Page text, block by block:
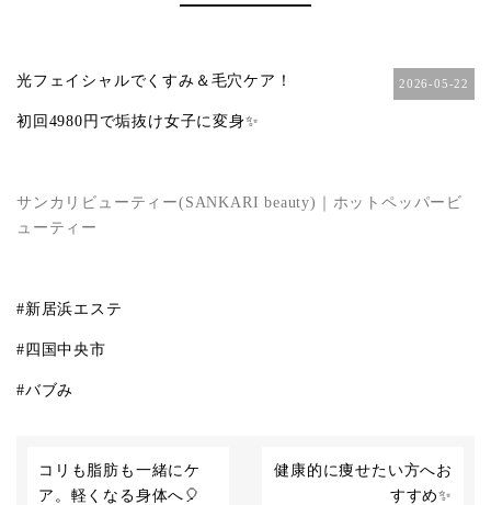
2026-05-22
光フェイシャルでくすみ＆毛穴ケア！
初回 4980 円で垢抜け女子に変身✨
サンカリビューティー(SANKARI beauty)｜ホットペッパービ
ューティー
#新居浜エステ
# 四国中央市
#バブみ
コリも脂肪も一緒にケ
ア。軽くなる身体へ🎈
健康的に痩せたい方へお
すすめ✨